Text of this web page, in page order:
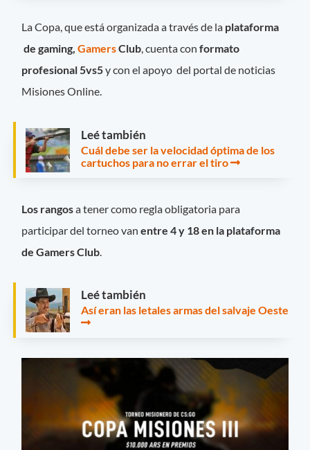
La Copa, que está organizada a través de la plataforma
de gaming,GamersClub, cuenta conformato
profesional 5vs5y con el apoyo del portal de noticias
Misiones Online.
Leé también
Cuál debe ser la velocidad óptima de los
cartuchos para no errar el tiro
Los rangosa tener como regla obligatoria para
participar del torneo vanentre 4 y 18 en la plataforma
de Gamers Club
Leé también
Así eran las letales armas del salvaje Oeste